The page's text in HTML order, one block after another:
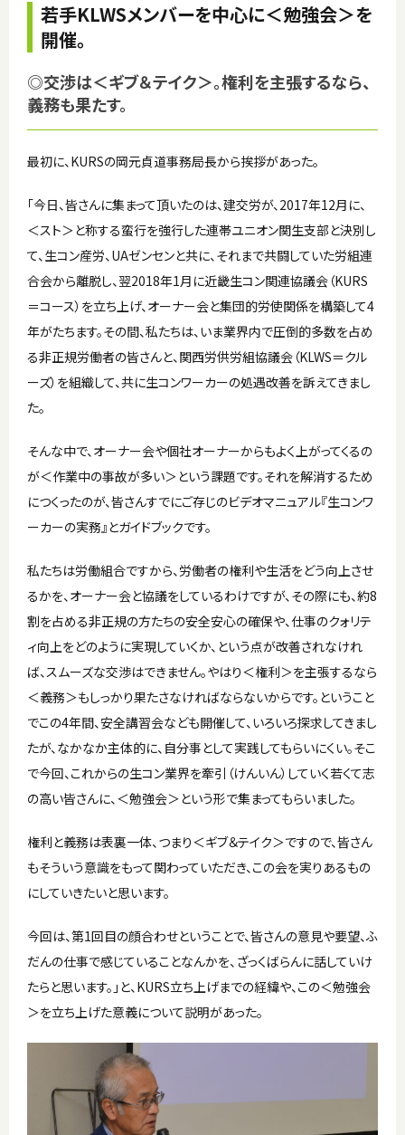
若手KLWSメンバーを中心に＜勉強会＞を
開催。
◎交渉は＜ギブ＆テイク＞。権利を主張するなら、
義務も果たす。
最初に、KURSの岡元貞道事務局長から挨拶があった。
「今日、皆さんに集まって頂いたのは、建交労が、2017年12月に、
＜スト＞と称する蛮行を強行した連帯ユニオン関生支部と決別し
て、生コン産労、UAゼンセンと共に、それまで共闘していた労組連
合会から離脱し、翌2018年1月に近畿生コン関連協議会（KURS
＝コース）を立ち上げ、オーナー会と集団的労使関係を構築して4
年がたちます。その間、私たちは、いま業界内で圧倒的多数を占め
る非正規労働者の皆さんと、関西労供労組協議会（KLWS＝クル
ーズ）を組織して、共に生コンワーカーの処遇改善を訴えてきまし
た。
そんな中で、オーナー会や個社オーナーからもよく上がってくるの
が＜作業中の事故が多い＞という課題です。それを解消するため
につくったのが、皆さんすでにご存じのビデオマニュアル『生コンワ
ーカーの実務』とガイドブックです。
私たちは労働組合ですから、労働者の権利や生活をどう向上させ
るかを、オーナー会と協議をしているわけですが、その際にも、約8
割を占める非正規の方たちの安全安心の確保や、仕事のクォリテ
ィ向上をどのように実現していくか、という点が改善されなけれ
ば、スムーズな交渉はできません。やはり＜権利＞を主張するなら
＜義務＞もしっかり果たさなければならないからです。ということ
でこの4年間、安全講習会なども開催して、いろいろ探求してきまし
たが、なかなか主体的に、自分事として実践してもらいにくい。そこ
で今回、これからの生コン業界を牽引（けんいん）していく若くて志
の高い皆さんに、＜勉強会＞という形で集まってもらいました。
権利と義務は表裏一体、つまり＜ギブ＆テイク＞ですので、皆さん
もそういう意識をもって関わっていただき、この会を実りあるもの
にしていきたいと思います。
今回は、第1回目の顔合わせということで、皆さんの意見や要望、ふ
だんの仕事で感じていることなんかを、ざっくばらんに話していけ
たらと思います。」と、KURS立ち上げまでの経緯や、この＜勉強会
＞を立ち上げた意義について説明があった。